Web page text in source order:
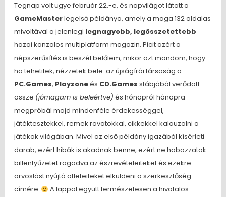
Tegnap volt ugye február 22.-e, és napvilágot látott a
GameMasterlegelső példánya, amely a maga 132 oldalas
mivoltával a jelenlegi legnagyobb, legösszetettebb
hazai konzolos multiplatform magazin. Picit azért a
népszerűsítés is beszél belőlem, mikor azt mondom, hogy
ha tehetitek, nézzetek bele: az újságírói társaság a
PC.Games, Playzoneés CD.Games stábjából verődött
össze (jómagam is beleértve) és hónapról hónapra
megpróbál majd mindenféle érdekességgel,
játéktesztekkel, remek rovatokkal, cikkekkel kalauzolni a
játékok világában. Mivel az első példány igazából kísérleti
darab, ezért hibák is akadnak benne, ezért ne habozzatok
billentyűzetet ragadva az észrevételeiteket és ezekre
orvoslást nyújtó ötleteiteket elküldeni a szerkesztőség
címére.
A lappal együtt természetesen a hivatalos